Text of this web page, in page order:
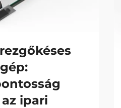
ipari